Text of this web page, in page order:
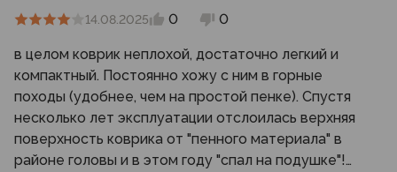
14.08.2025 0 0
в целом коврик неплохой, достаточно легкий и
компактный. Постоянно хожу с ним в горные
походы (удобнее, чем на простой пенке). Спустя
несколько лет эксплуатации отслоилась верхняя
поверхность коврика от "пенного материала" в
районе головы и в этом году "спал на подушке"!